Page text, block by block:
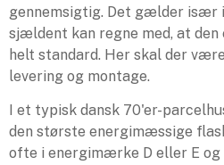
gennemsigtig. Det gælder især
sjældent kan regne med, at
helt standard. Her skal der
levering og montage.
I et typisk dansk 70'er-
den største energimæssige
ofte i energimærke D eller E og